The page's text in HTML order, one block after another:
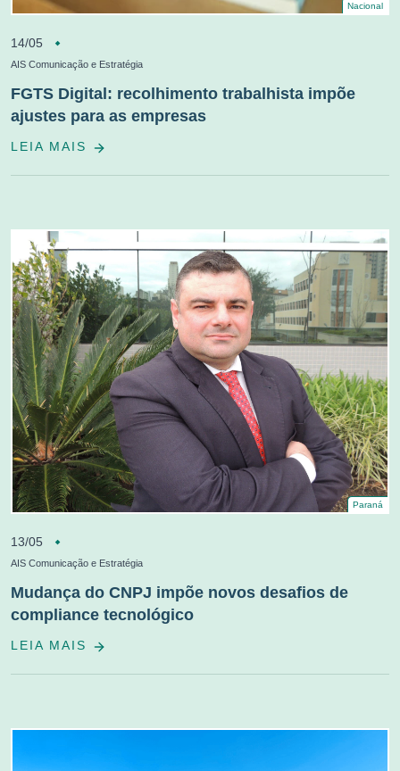
Nacional
14/05
AIS Comunicação e Estratégia
FGTS Digital: recolhimento trabalhista impõe
ajustes para as empresas
LEIA MAIS
Paraná
13/05
AIS Comunicação e Estratégia
Mudança do CNPJ impõe novos desafios de
compliance tecnológico
LEIA MAIS